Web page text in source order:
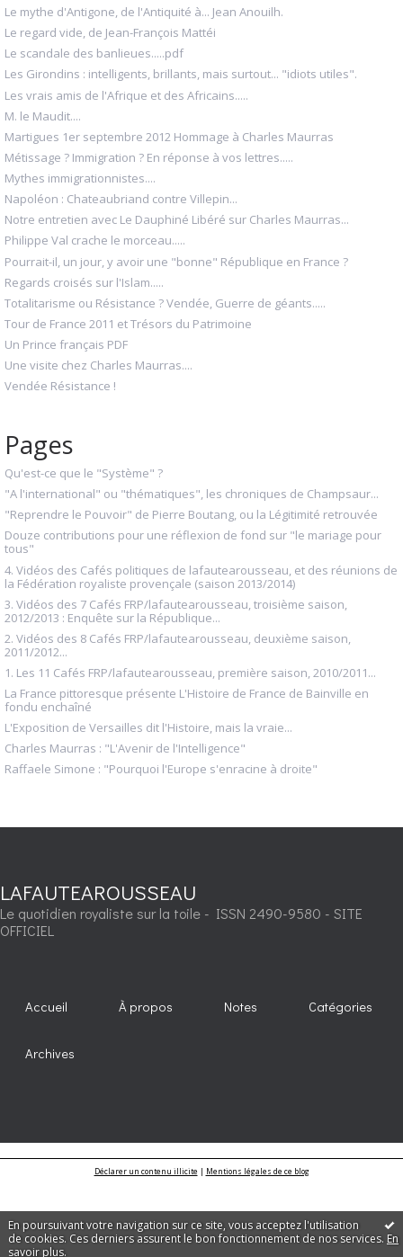
En poursuivant votre navigation sur ce site, vous acceptez l'utilisation
de cookies. Ces derniers assurent le bon fonctionnement de nos services. En
savoir plus.
Le mythe d'Antigone, de l'Antiquité à... Jean Anouilh.
Le regard vide, de Jean-François Mattéi
Le scandale des banlieues.....pdf
Les Girondins : intelligents, brillants, mais surtout... "idiots utiles".
Les vrais amis de l'Afrique et des Africains.....
M. le Maudit....
Martigues 1er septembre 2012 Hommage à Charles Maurras
Métissage ? Immigration ? En réponse à vos lettres.....
Mythes immigrationnistes....
Napoléon : Chateaubriand contre Villepin...
Notre entretien avec Le Dauphiné Libéré sur Charles Maurras...
Philippe Val crache le morceau.....
Pourrait-il, un jour, y avoir une "bonne" République en France ?
Regards croisés sur l'Islam.....
Totalitarisme ou Résistance ? Vendée, Guerre de géants.....
Tour de France 2011 et Trésors du Patrimoine
Un Prince français PDF
Une visite chez Charles Maurras....
Vendée Résistance !
Pages
Qu'est-ce que le "Système" ?
"A l'international" ou "thématiques", les chroniques de Champsaur...
"Reprendre le Pouvoir" de Pierre Boutang, ou la Légitimité retrouvée
Douze contributions pour une réflexion de fond sur "le mariage pour
tous"
4. Vidéos des Cafés politiques de lafautearousseau, et des réunions de
la Fédération royaliste provençale (saison 2013/2014)
3. Vidéos des 7 Cafés FRP/lafautearousseau, troisième saison,
2012/2013 : Enquête sur la République...
2. Vidéos des 8 Cafés FRP/lafautearousseau, deuxième saison,
2011/2012...
1. Les 11 Cafés FRP/lafautearousseau, première saison, 2010/2011...
La France pittoresque présente L'Histoire de France de Bainville en
fondu enchaîné
L'Exposition de Versailles dit l'Histoire, mais la vraie...
Charles Maurras : "L'Avenir de l'Intelligence"
Raffaele Simone : "Pourquoi l'Europe s'enracine à droite"
LAFAUTEAROUSSEAU
Le quotidien royaliste sur la toile - ISSN 2490-9580 - SITE
OFFICIEL
Accueil À propos Notes Catégories
Archives
Déclarer un contenu illicite| Mentions légales de ce blog